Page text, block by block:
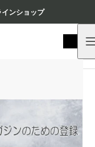
ンショップ